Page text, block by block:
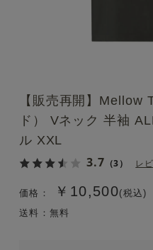
【販売再開】Mellow
ド） Vネック 半袖
ル XXL
3.7 （3） レ
価格： ￥10,500(税込)
送料：無料